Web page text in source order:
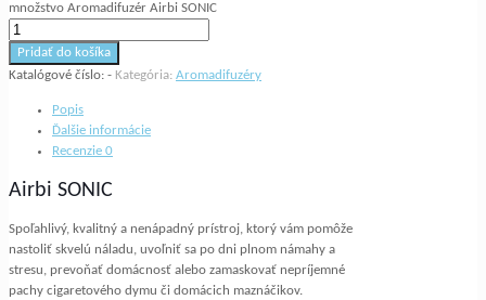
množstvo Aromadifuzér Airbi SONIC
Pridať do košíka
Katalógové číslo: - Kategória: Aromadifuzéry
Popis
Ďalšie informácie
Recenzie 0
Airbi SONIC
Spoľahlivý, kvalitný a nenápadný prístroj, ktorý vám pomôže
nastoliť skvelú náladu, uvoľniť sa po dni plnom námahy a
stresu, prevoňať domácnosť alebo zamaskovať nepríjemné
pachy cigaretového dymu či domácich maznáčikov.